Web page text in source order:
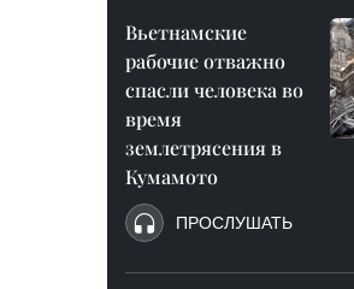
Вьетнамские
рабочие отважно
спасли человека во
время
землетрясения в
Кумамото
ПРОСЛУШАТЬ